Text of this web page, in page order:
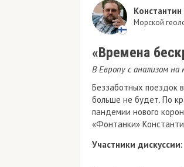
Константин
Морской
«Времена
В Европу с анализом на
Беззаботных поездок
больше не будет. По
пандемии нового
«Фонтанки»
Участники дискуссии: